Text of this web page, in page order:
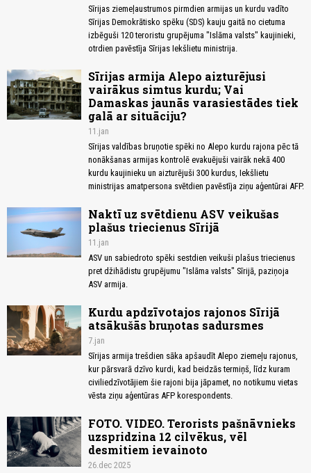
Sīrijas ziemeļaustrumos pirmdien armijas un kurdu vadīto
Sīrijas Demokrātisko spēku (SDS) kauju gaitā no cietuma
izbēguši 120 teroristu grupējuma "Islāma valsts" kaujinieki,
otrdien pavēstīja Sīrijas Iekšlietu ministrija.
Sīrijas armija Alepo aizturējusi
vairākus simtus kurdu; Vai
Damaskas jaunās varasiestādes tiek
galā ar situāciju?
11.jan
Sīrijas valdības bruņotie spēki no Alepo kurdu rajona pēc tā
nonākšanas armijas kontrolē evakuējuši vairāk nekā 400
kurdu kaujinieku un aizturējuši 300 kurdus, Iekšlietu
ministrijas amatpersona svētdien pavēstīja ziņu aģentūrai AFP.
Naktī uz svētdienu ASV veikušas
plašus triecienus Sīrijā
11.jan
ASV un sabiedroto spēki sestdien veikuši plašus triecienus
pret džihādistu grupējumu "Islāma valsts" Sīrijā, paziņoja
ASV armija.
Kurdu apdzīvotajos rajonos Sīrijā
atsākušās bruņotas sadursmes
7.jan
Sīrijas armija trešdien sāka apšaudīt Alepo ziemeļu rajonus,
kur pārsvarā dzīvo kurdi, kad beidzās termiņš, līdz kuram
civiliedzīvotājiem šie rajoni bija jāpamet, no notikumu vietas
vēsta ziņu aģentūras AFP korespondents.
FOTO. VIDEO. Terorists pašnāvnieks
uzspridzina 12 cilvēkus, vēl
desmitiem ievainoto
26.dec 2025